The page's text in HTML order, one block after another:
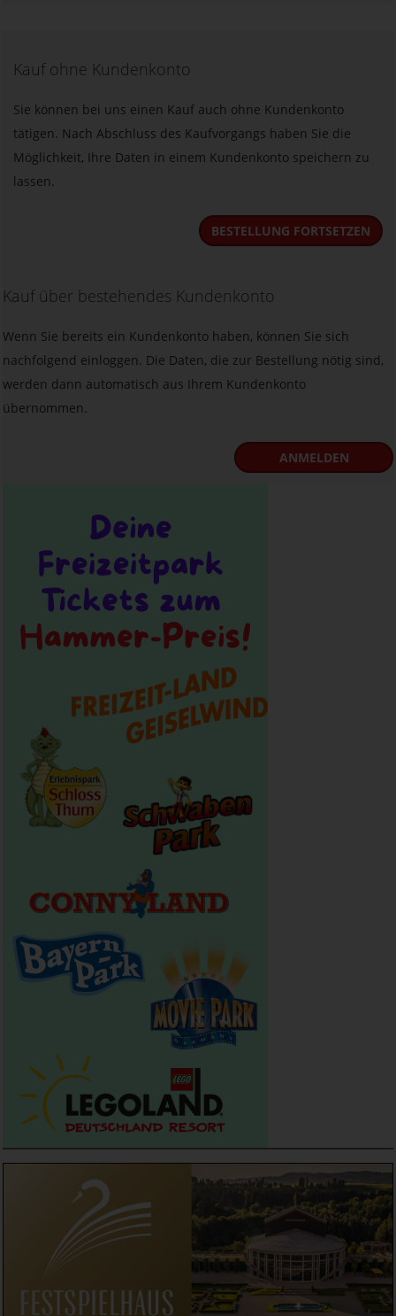
Kauf ohne Kundenkonto
Sie können bei uns einen Kauf auch ohne Kundenkonto
tätigen. Nach Abschluss des Kaufvorgangs haben Sie die
Möglichkeit, Ihre Daten in einem Kundenkonto speichern zu
lassen.
BESTELLUNG FORTSETZEN
Kauf über bestehendes Kundenkonto
Wenn Sie bereits ein Kundenkonto haben, können Sie sich
nachfolgend einloggen. Die Daten, die zur Bestellung nötig sind,
werden dann automatisch aus Ihrem Kundenkonto
übernommen.
ANMELDEN